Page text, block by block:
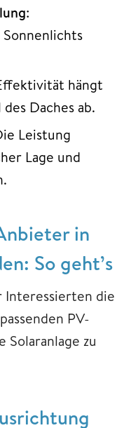
:
hängt
Daches ab.
Leistung
Lage und
in
So geht’s
Interessierten die
PV-
zu